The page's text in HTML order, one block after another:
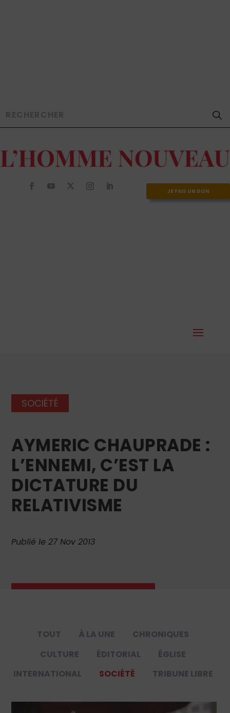
JE FAIS UN DON
SOCIÉTÉ
AYMERIC CHAUPRADE :
L’ENNEMI, C’EST LA
DICTATURE DU
RELATIVISME
Publié le 27 Nov 2013
TOUT À LA UNE
CHRONIQUES
CULTURE
ÉDITORIAL
ÉGLISE
INTERNATIONAL
SOCIÉTÉ TRIBUNE LIBRE